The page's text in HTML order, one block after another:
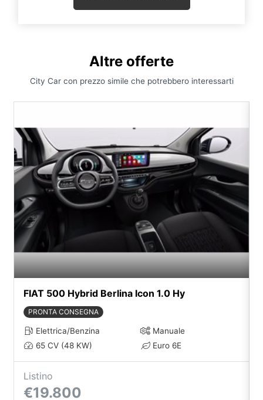
Altre offerte
City Car con prezzo simile che potrebbero interessarti
FIAT 500 Hybrid Berlina Icon 1.0 Hy
PRONTA CONSEGNA
Elettrica/Benzina
Manuale
65 CV (48 KW)
Euro 6E
Listino
€19.800